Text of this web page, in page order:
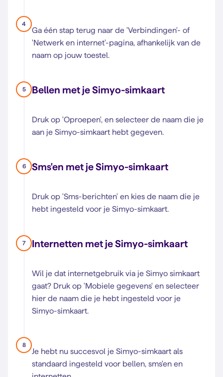
4
Ga één stap terug naar de 'Verbindingen'- of
'Netwerk en internet'-pagina, afhankelijk van de
naam op jouw toestel.
5 Bellen met je Simyo-simkaart
Druk op 'Oproepen', en selecteer de naam die je
aan je Simyo-simkaart hebt gegeven.
6 Sms'en met je Simyo-simkaart
Druk op 'Sms-berichten' en kies de naam die je
hebt ingesteld voor je Simyo-simkaart.
7 Internetten met je Simyo-simkaart
Wil je dat internetgebruik via je Simyo simkaart
gaat? Druk op 'Mobiele gegevens' en selecteer
hier de naam die je hebt ingesteld voor je
Simyo-simkaart.
8
Je hebt nu succesvol je Simyo-simkaart als
standaard ingesteld voor bellen, sms'en en